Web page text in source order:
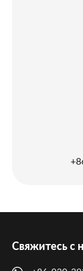
Свяжитесь с